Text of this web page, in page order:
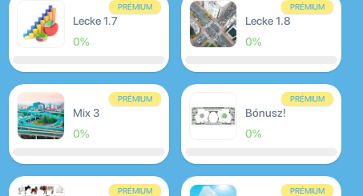
PRÉMIUM
Lecke 1.7
0%
PRÉMIUM
Lecke 1.8
0%
PRÉMIUM
Mix 3
0%
PRÉMIUM
Bónusz!
0%
PRÉMIUM PRÉMIUM